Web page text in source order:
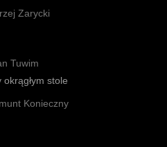
Zarycki
Tuwim
okrągłym stole
Konieczny